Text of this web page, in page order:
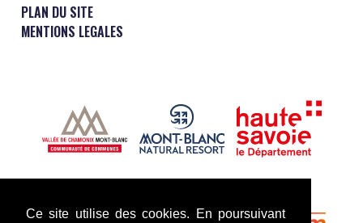
Ce site utilise des cookies. En poursuivant
PLAN DU SITE
MENTIONS LEGALES